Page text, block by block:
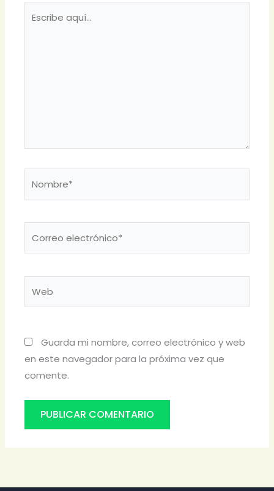
Guarda mi nombre, correo electrónico y web
en este navegador para la próxima vez que
comente.